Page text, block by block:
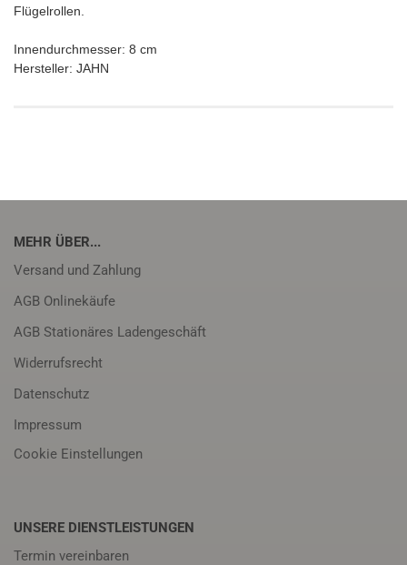
Flügelrollen.
Innendurchmesser: 8 cm
​Hersteller: JAHN
MEHR ÜBER...
Versand und Zahlung
AGB Onlinekäufe
AGB Stationäres Ladengeschäft
Widerrufsrecht
Datenschutz
Impressum
Cookie Einstellungen
UNSERE DIENSTLEISTUNGEN
Termin vereinbaren